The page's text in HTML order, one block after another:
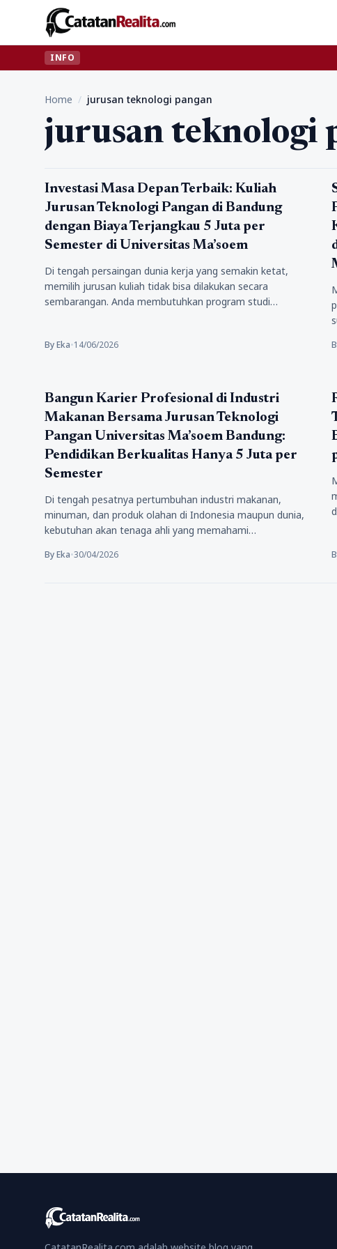
INFO
Home / jurusan teknologi pangan
jurusan teknologi
Pendidikan
Investasi Masa Depan Terbaik: Kuliah
Jurusan Teknologi Pangan di Bandung
dengan Biaya Terjangkau 5 Juta per
Semester di Universitas Ma’soem
Di tengah persaingan dunia kerja yang semakin ketat,
memilih jurusan kuliah tidak bisa dilakukan secara
sembarangan. Anda membutuhkan program studi…
By Eka•14/06/2026
Pendidikan
Bangun Karier Profesional di Industri
Makanan Bersama Jurusan Teknologi
Pangan Universitas Ma’soem Bandung:
Pendidikan Berkualitas Hanya 5 Juta per
Semester
Di tengah pesatnya pertumbuhan industri makanan,
minuman, dan produk olahan di Indonesia maupun dunia,
kebutuhan akan tenaga ahli yang memahami…
By Eka•30/04/2026